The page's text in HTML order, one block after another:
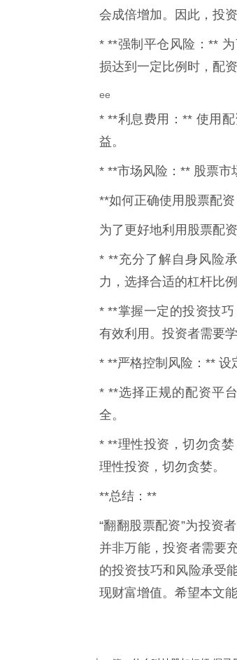
会成倍增加。因此，投
* **强制平仓风险：**
损达到一定比例时，配
ee
* **利息费用：** 使用
益。
* **市场风险：** 股票市
**如何正确使用股票配
为了更好地利用股票配
* **充分了解自身风险
力，选择合适的杠杆比
* **掌握一定的投资技
有效利用。投资者需要
* **严格控制风险：** 设
* **选择正规的配资平
全。
* **理性投资，切勿贪
理性投资，切勿贪婪。
**总结：**
“翻翻股票配资”为投资
并非万能，投资者需要
的投资技巧和风险承受
现财富增值。希望本文